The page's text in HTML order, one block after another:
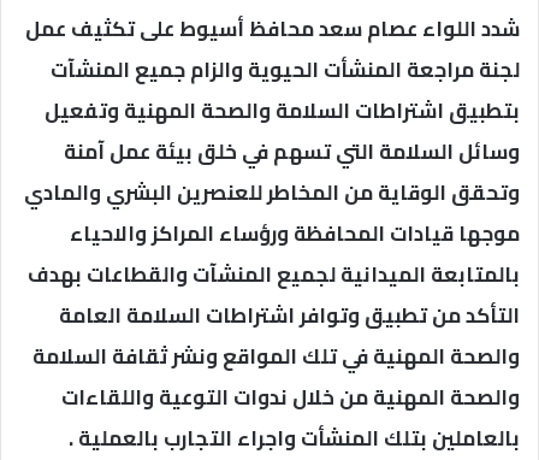
شدد اللواء عصام سعد محافظ أسيوط على تكثيف عمل
لجنة مراجعة المنشأت الحيوية والزام جميع المنشآت
بتطبيق اشتراطات السلامة والصحة المهنية وتفعيل
وسائل السلامة التي تسهم في خلق بيئة عمل آمنة
وتحقق الوقاية من المخاطر للعنصرين البشري والمادي
موجها قيادات المحافظة ورؤساء المراكز والاحياء
بالمتابعة الميدانية لجميع المنشآت والقطاعات بهدف
التأكد من تطبيق وتوافر اشتراطات السلامة العامة
والصحة المهنية في تلك المواقع ونشر ثقافة السلامة
والصحة المهنية من خلال ندوات التوعية واللقاءات
بالعاملين بتلك المنشأت واجراء التجارب بالعملية .